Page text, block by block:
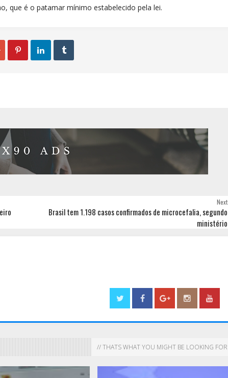
que é o patamar mínimo estabelecido pela lei.
  
Next
Brasil tem 1.198 casos confirmados de microcefalia, segundo
ministério
// THATS WHAT YOU MIGHT BE LOOKING FOR